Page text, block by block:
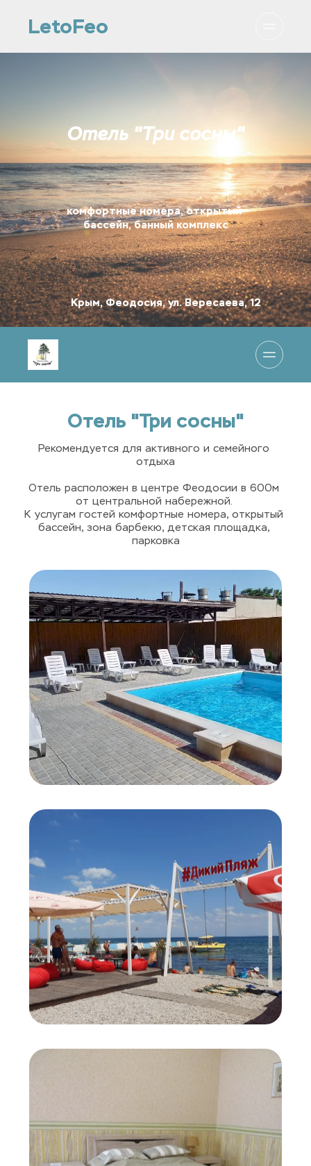
LetoFeo
Отель "Три сосны"
комфортные номера, открытый
бассейн, банный комплекс
Крым, Феодосия, ул. Вересаева, 12
Отель "Три сосны"
Рекомендуется для активного и семейного
отдыха
Отель расположен в центре Феодосии в 600м
от центральной набережной.
К услугам гостей комфортные номера, открытый
бассейн, зона барбекю, детская площадка,
парковка